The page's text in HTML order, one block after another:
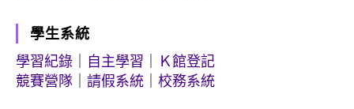
學生系統
學習紀錄
自主學習
Ｋ館登記
競賽營隊
請假系統 校務系統